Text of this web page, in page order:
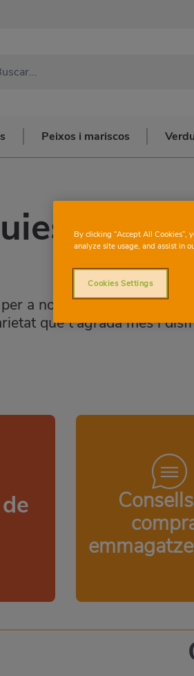
Peixos i mariscos
de
a no menjar fruita!
que t’agrada més i
By clicking “Accept All Cookies”,
analyze site usage, and assist in
Cookies Settings